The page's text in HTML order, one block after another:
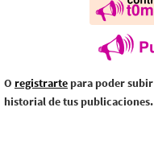
O registrarte para poder
historial de tus publicaciones.